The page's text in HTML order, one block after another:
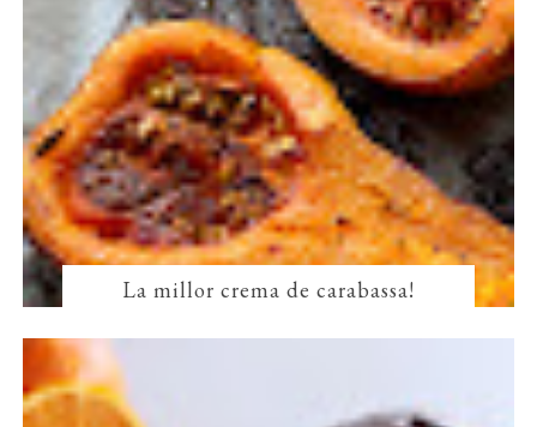
La millor crema de carabassa!